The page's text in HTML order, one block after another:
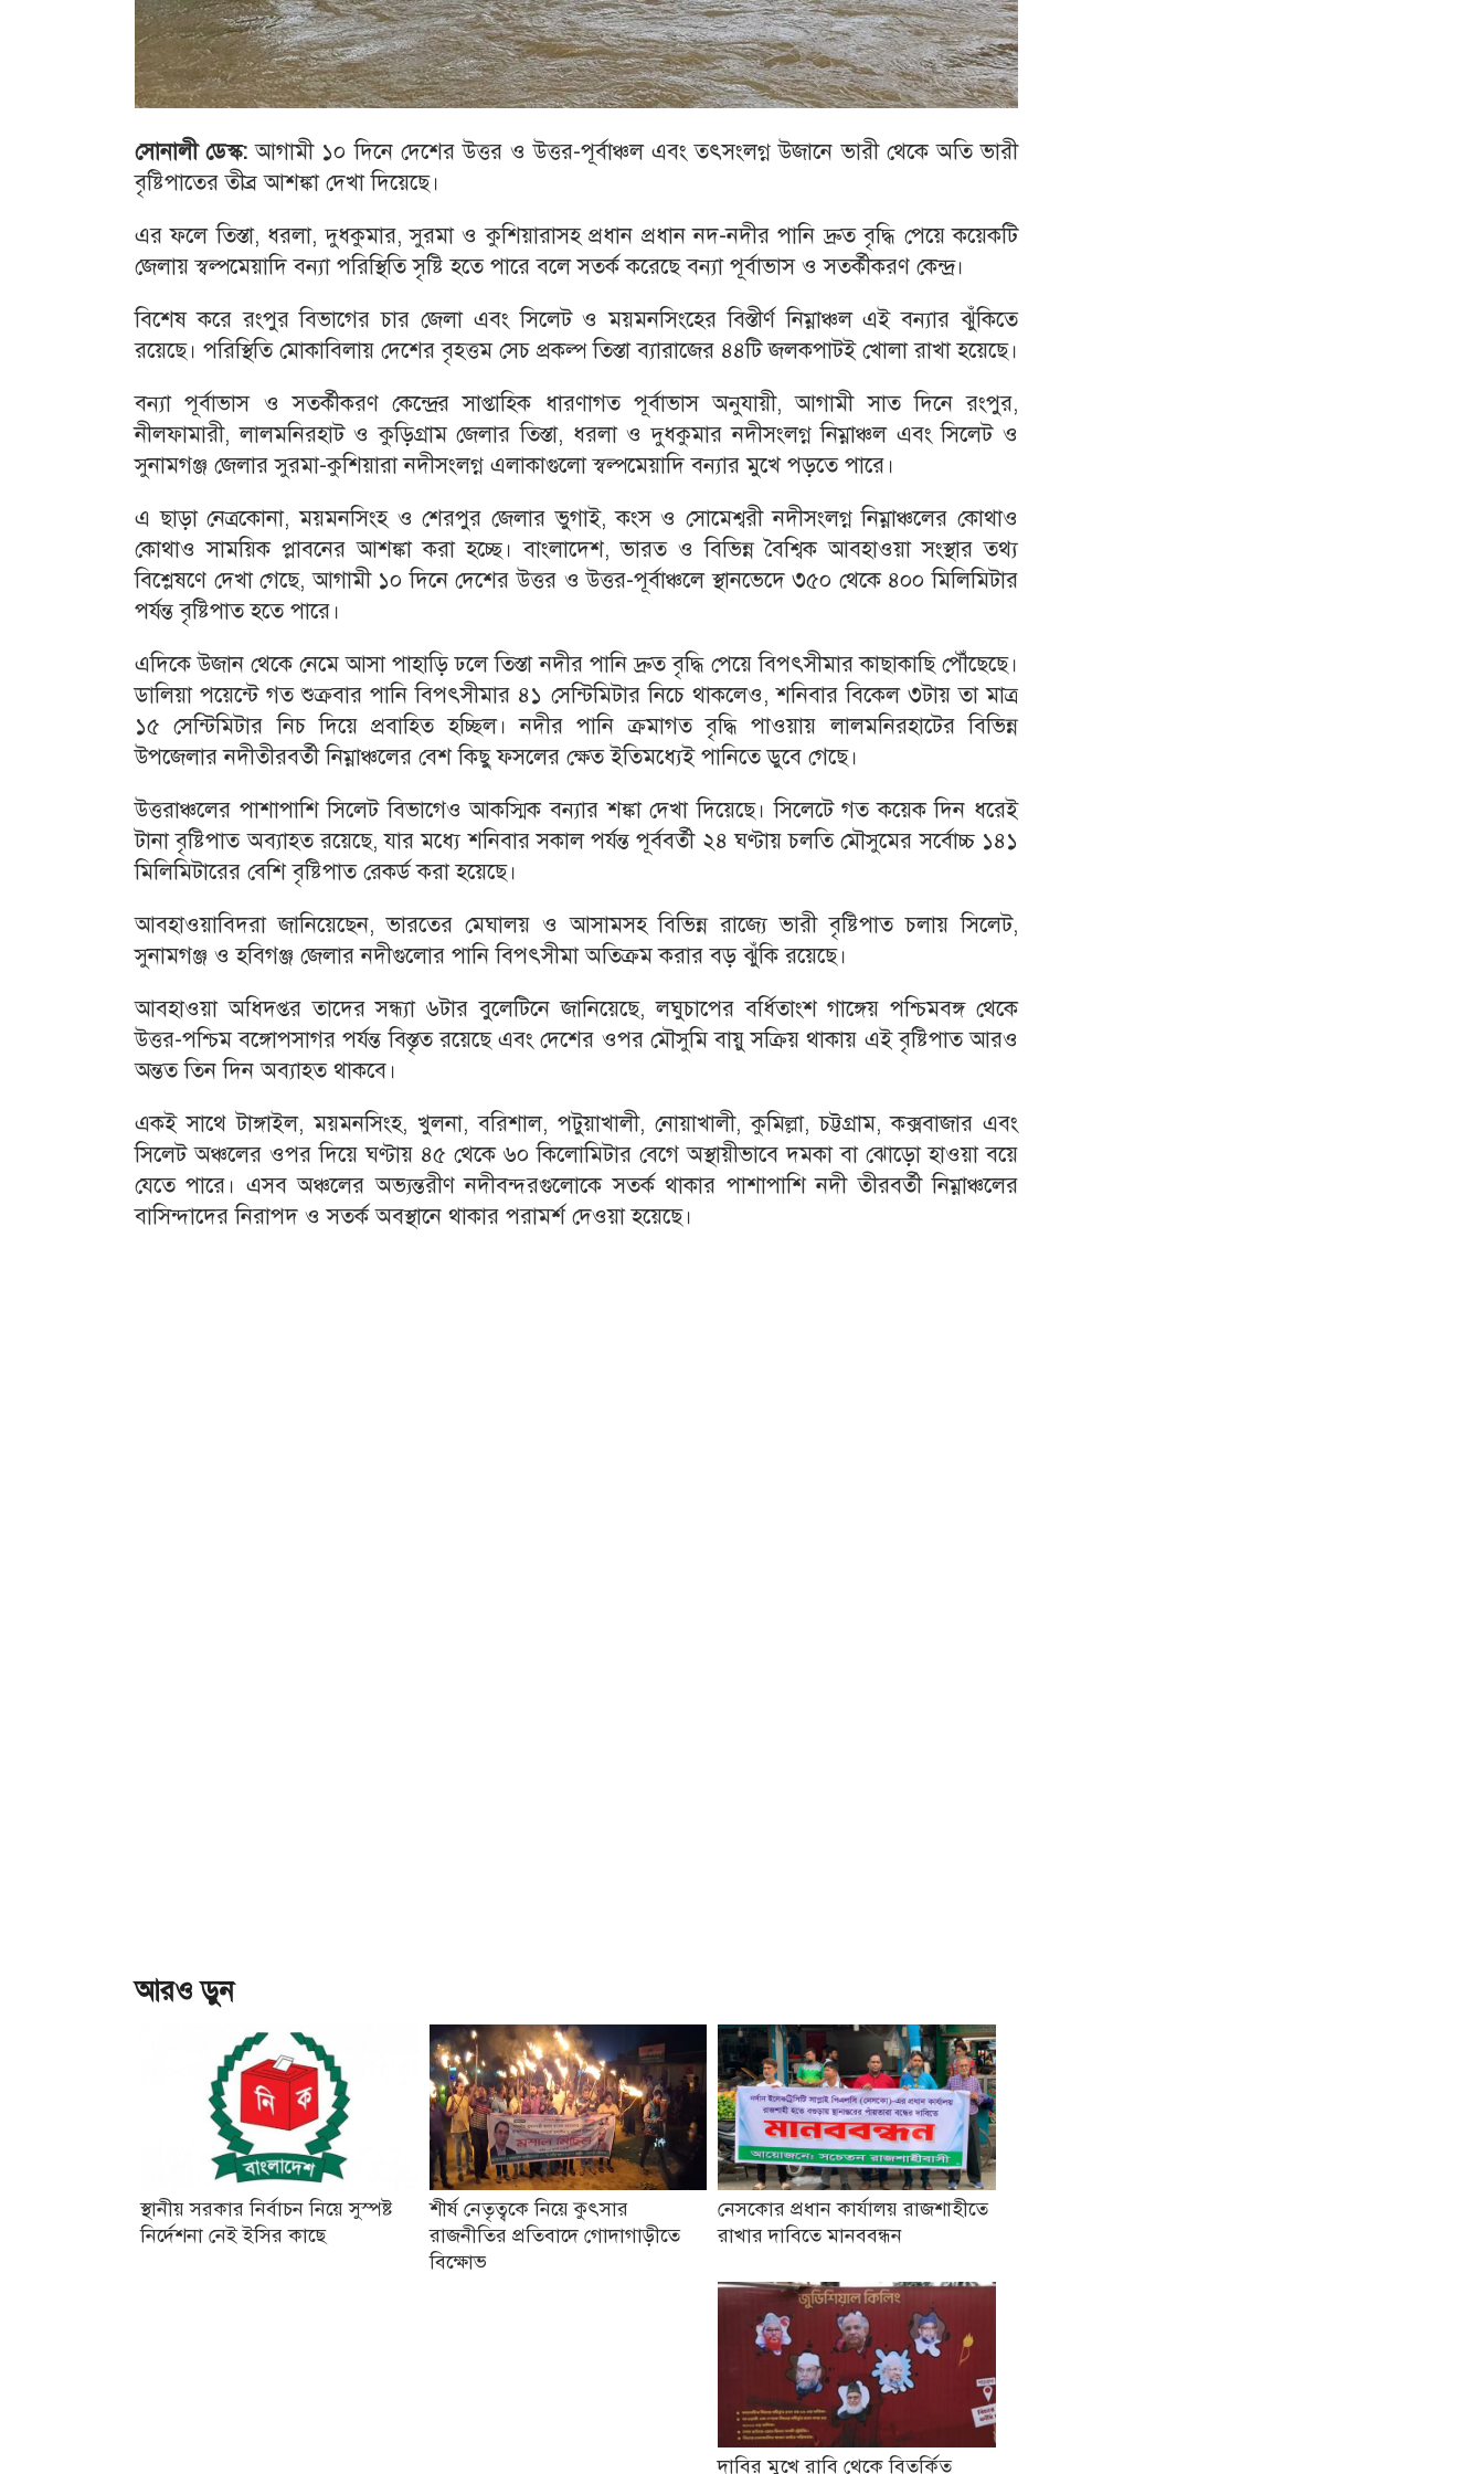
সোনালী ডেস্ক: আগামী ১০ দিনে দেশের উত্তর ও উত্তর-পূর্বাঞ্চল এবং তৎসংলগ্ন উজানে ভারী থেকে অতি ভারী
বৃষ্টিপাতের তীব্র আশঙ্কা দেখা দিয়েছে।
এর ফলে তিস্তা, ধরলা, দুধকুমার, সুরমা ও কুশিয়ারাসহ প্রধান প্রধান নদ-নদীর পানি দ্রুত বৃদ্ধি পেয়ে কয়েকটি
জেলায় স্বল্পমেয়াদি বন্যা পরিস্থিতি সৃষ্টি হতে পারে বলে সতর্ক করেছে বন্যা পূর্বাভাস ও সতর্কীকরণ কেন্দ্র।
বিশেষ করে রংপুর বিভাগের চার জেলা এবং সিলেট ও ময়মনসিংহের বিস্তীর্ণ নিম্নাঞ্চল এই বন্যার ঝুঁকিতে
রয়েছে। পরিস্থিতি মোকাবিলায় দেশের বৃহত্তম সেচ প্রকল্প তিস্তা ব্যারাজের ৪৪টি জলকপাটই খোলা রাখা হয়েছে।
বন্যা পূর্বাভাস ও সতর্কীকরণ কেন্দ্রের সাপ্তাহিক ধারণাগত পূর্বাভাস অনুযায়ী, আগামী সাত দিনে রংপুর,
নীলফামারী, লালমনিরহাট ও কুড়িগ্রাম জেলার তিস্তা, ধরলা ও দুধকুমার নদীসংলগ্ন নিম্নাঞ্চল এবং সিলেট ও
সুনামগঞ্জ জেলার সুরমা-কুশিয়ারা নদীসংলগ্ন এলাকাগুলো স্বল্পমেয়াদি বন্যার মুখে পড়তে পারে।
এ ছাড়া নেত্রকোনা, ময়মনসিংহ ও শেরপুর জেলার ভুগাই, কংস ও সোমেশ্বরী নদীসংলগ্ন নিম্নাঞ্চলের কোথাও
কোথাও সাময়িক প্লাবনের আশঙ্কা করা হচ্ছে। বাংলাদেশ, ভারত ও বিভিন্ন বৈশ্বিক আবহাওয়া সংস্থার তথ্য
বিশ্লেষণে দেখা গেছে, আগামী ১০ দিনে দেশের উত্তর ও উত্তর-পূর্বাঞ্চলে স্থানভেদে ৩৫০ থেকে ৪০০ মিলিমিটার
পর্যন্ত বৃষ্টিপাত হতে পারে।
এদিকে উজান থেকে নেমে আসা পাহাড়ি ঢলে তিস্তা নদীর পানি দ্রুত বৃদ্ধি পেয়ে বিপৎসীমার কাছাকাছি পৌঁছেছে।
ডালিয়া পয়েন্টে গত শুক্রবার পানি বিপৎসীমার ৪১ সেন্টিমিটার নিচে থাকলেও, শনিবার বিকেল ৩টায় তা মাত্র
১৫ সেন্টিমিটার নিচ দিয়ে প্রবাহিত হচ্ছিল। নদীর পানি ক্রমাগত বৃদ্ধি পাওয়ায় লালমনিরহাটের বিভিন্ন
উপজেলার নদীতীরবর্তী নিম্নাঞ্চলের বেশ কিছু ফসলের ক্ষেত ইতিমধ্যেই পানিতে ডুবে গেছে।
উত্তরাঞ্চলের পাশাপাশি সিলেট বিভাগেও আকস্মিক বন্যার শঙ্কা দেখা দিয়েছে। সিলেটে গত কয়েক দিন ধরেই
টানা বৃষ্টিপাত অব্যাহত রয়েছে, যার মধ্যে শনিবার সকাল পর্যন্ত পূর্ববর্তী ২৪ ঘণ্টায় চলতি মৌসুমের সর্বোচ্চ ১৪১
মিলিমিটারের বেশি বৃষ্টিপাত রেকর্ড করা হয়েছে।
আবহাওয়াবিদরা জানিয়েছেন, ভারতের মেঘালয় ও আসামসহ বিভিন্ন রাজ্যে ভারী বৃষ্টিপাত চলায় সিলেট,
সুনামগঞ্জ ও হবিগঞ্জ জেলার নদীগুলোর পানি বিপৎসীমা অতিক্রম করার বড় ঝুঁকি রয়েছে।
আবহাওয়া অধিদপ্তর তাদের সন্ধ্যা ৬টার বুলেটিনে জানিয়েছে, লঘুচাপের বর্ধিতাংশ গাঙ্গেয় পশ্চিমবঙ্গ থেকে
উত্তর-পশ্চিম বঙ্গোপসাগর পর্যন্ত বিস্তৃত রয়েছে এবং দেশের ওপর মৌসুমি বায়ু সক্রিয় থাকায় এই বৃষ্টিপাত আরও
অন্তত তিন দিন অব্যাহত থাকবে।
একই সাথে টাঙ্গাইল, ময়মনসিংহ, খুলনা, বরিশাল, পটুয়াখালী, নোয়াখালী, কুমিল্লা, চট্টগ্রাম, কক্সবাজার এবং
সিলেট অঞ্চলের ওপর দিয়ে ঘণ্টায় ৪৫ থেকে ৬০ কিলোমিটার বেগে অস্থায়ীভাবে দমকা বা ঝোড়ো হাওয়া বয়ে
যেতে পারে। এসব অঞ্চলের অভ্যন্তরীণ নদীবন্দরগুলোকে সতর্ক থাকার পাশাপাশি নদী তীরবর্তী নিম্নাঞ্চলের
বাসিন্দাদের নিরাপদ ও সতর্ক অবস্থানে থাকার পরামর্শ দেওয়া হয়েছে।
আরও ড়ুন
স্থানীয় সরকার নির্বাচন নিয়ে সুস্পষ্ট
নির্দেশনা নেই ইসির কাছে
শীর্ষ নেতৃত্বকে নিয়ে কুৎসার
রাজনীতির প্রতিবাদে গোদাগাড়ীতে
বিক্ষোভ
নেসকোর প্রধান কার্যালয় রাজশাহীতে
রাখার দাবিতে মানববন্ধন
দাবির মুখে রাবি থেকে বিতর্কিত